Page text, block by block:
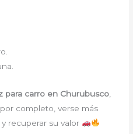
para carro en Churubusco
completo, verse más
recuperar su valor